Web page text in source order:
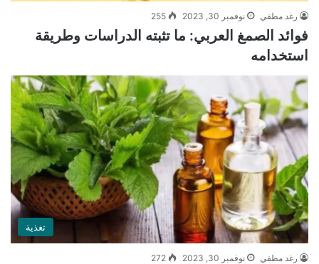
رغد مطفي نوفمبر 30, 2023 255
فوائد الصمغ العربي: ما تثبته الدراسات وطريقة
استخدامه
تغذية
رغد مطفي نوفمبر 30, 2023 272